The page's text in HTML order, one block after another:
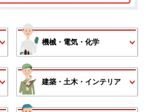
機械・電気・化学
建築・土木・インテリア